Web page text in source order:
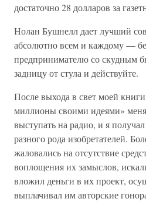
достаточно 28 долларов за
Нолан Бушнелл дает лучший
абсолютно всем и каждому —
предпринимателю со скудным
задницу от стула и действуйте.
После выхода в свет моей книги
миллионы своими идеями»
выступать на радио, и я
разного рода изобретателей.
жаловались на отсутствие
воплощения их замыслов,
вложил деньги в их проект,
выплачивал им авторские